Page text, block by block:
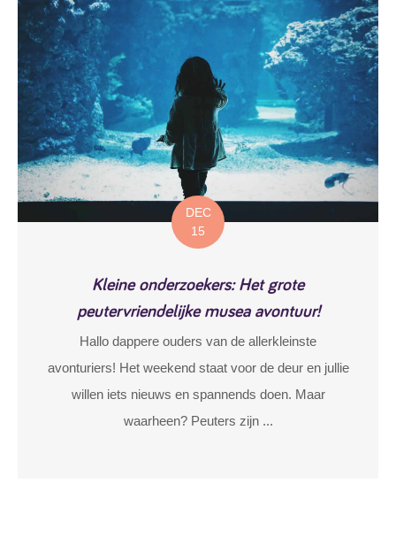
DEC
15
Kleine onderzoekers: Het grote
peutervriendelijke musea avontuur!
Hallo dappere ouders van de allerkleinste
avonturiers! Het weekend staat voor de deur en jullie
willen iets nieuws en spannends doen. Maar
waarheen? Peuters zijn ...